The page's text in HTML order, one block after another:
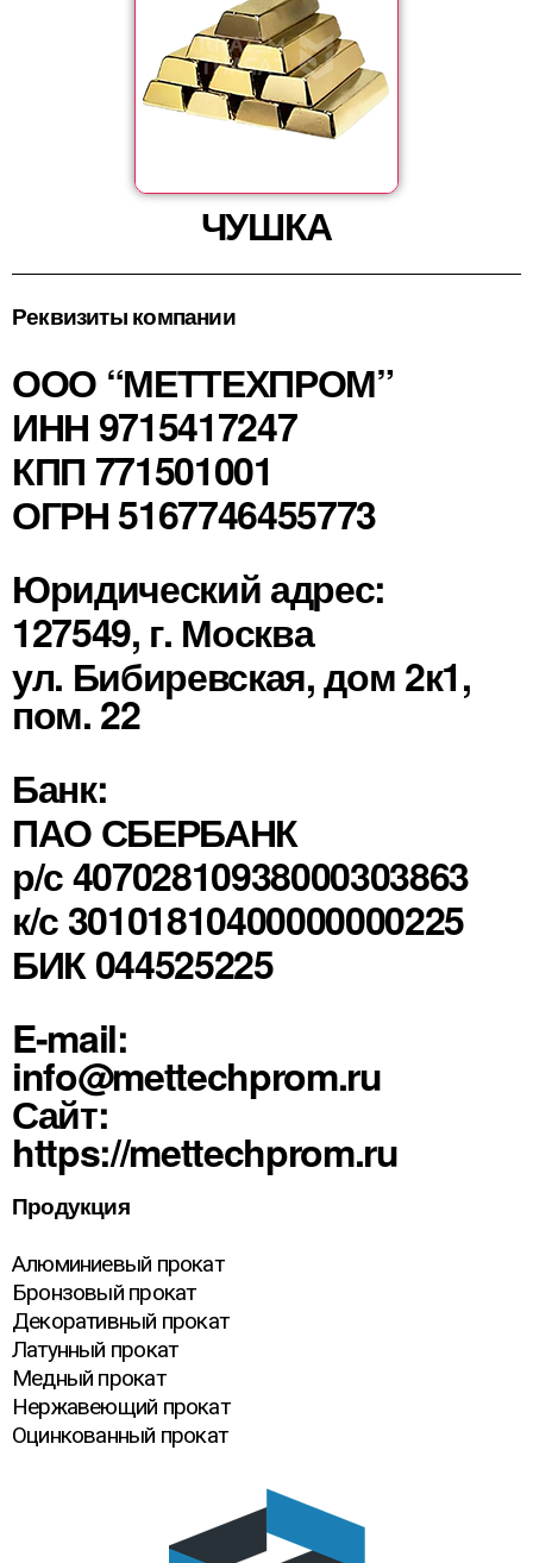
ЧУШКА
Реквизиты компании
ООО “МЕТТЕХПРОМ”
ИНН 9715417247
КПП 771501001
ОГРН 5167746455773
Юридический адрес:
127549, г. Москва
ул. Бибиревская, дом 2к1,
пом. 22
Банк:
ПАО СБЕРБАНК
р/с 40702810938000303863
к/с 30101810400000000225
БИК 044525225
E-mail:
info@mettechprom.ru
Сайт:
https://mettechprom.ru
Продукция
Алюминиевый прокат
Бронзовый прокат
Декоративный прокат
Латунный прокат
Медный прокат
Нержавеющий прокат
Оцинкованный прокат